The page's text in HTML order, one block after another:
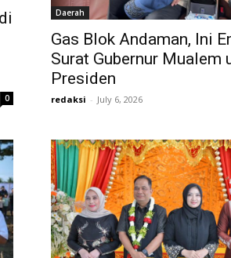
0
Daerah
Gas Blok Andaman, Ini
Surat Gubernur Mualem
Presiden
redaksi - July 6, 2026